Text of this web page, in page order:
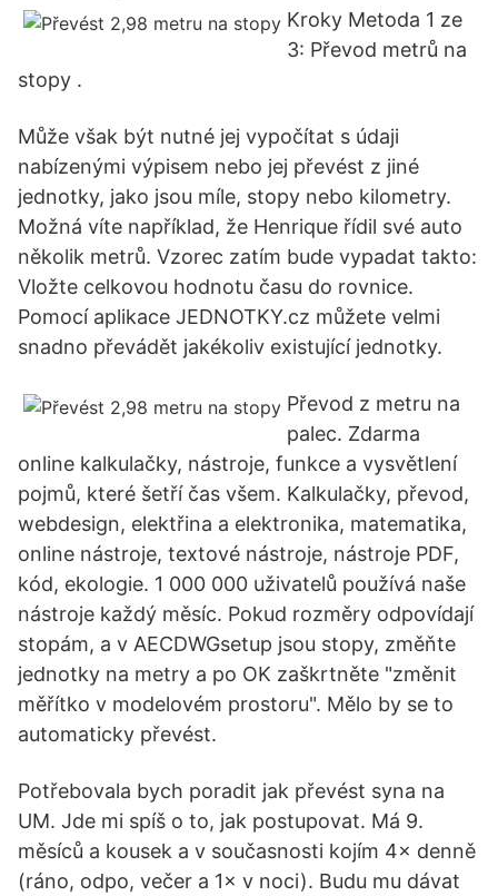
Kroky Metoda 1 ze
3: Převod metrů na
stopy .
Může však být nutné jej vypočítat s údaji
nabízenými výpisem nebo jej převést z jiné
jednotky, jako jsou míle, stopy nebo kilometry.
Možná víte například, že Henrique řídil své auto
několik metrů. Vzorec zatím bude vypadat takto:
Vložte celkovou hodnotu času do rovnice.
Pomocí aplikace JEDNOTKY.cz můžete velmi
snadno převádět jakékoliv existující jednotky.
Převod z metru na
palec. Zdarma
online kalkulačky, nástroje, funkce a vysvětlení
pojmů, které šetří čas všem. Kalkulačky, převod,
webdesign, elektřina a elektronika, matematika,
online nástroje, textové nástroje, nástroje PDF,
kód, ekologie. 1 000 000 uživatelů používá naše
nástroje každý měsíc. Pokud rozměry odpovídají
stopám, a v AECDWGsetup jsou stopy, změňte
jednotky na metry a po OK zaškrtněte "změnit
měřítko v modelovém prostoru". Mělo by se to
automaticky převést.
Potřebovala bych poradit jak převést syna na
UM. Jde mi spíš o to, jak postupovat. Má 9.
měsíců a kousek a v současnosti kojím 4× denně
(ráno, odpo, večer a 1× v noci). Budu mu dávat